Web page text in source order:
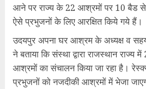
आने पर राज्य के 22 आश्रमों पर 10 बैड
ऐसे प्रभुजनों के लिए आरक्षित किये गये हैं।
उदयपुर अपना घर आश्रम के अध्यक्ष व
ने बताया कि संस्था द्वारा राजस्थान राज्य
आश्रमों का संचालन किया जा रहा है।
प्रभुजनों को नजदीकी आश्रमों में भेजा